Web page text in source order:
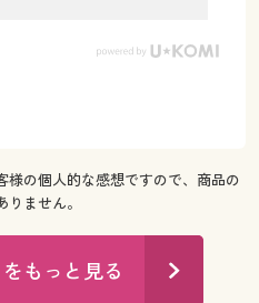
の個人的な感想ですので、商品の
ません。
もっと見る